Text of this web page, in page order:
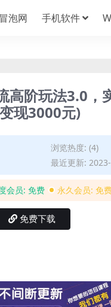
冒泡网 手机软件
高阶玩法3.0，
现3000元)
浏览热度: (4)
最近更新:
会员: 免费 永久会员: 免
免费下载